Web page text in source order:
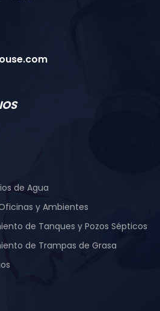
de Agua
y Ambientes
de Tanques y Pozos Sépticos
de Trampas de Grasa